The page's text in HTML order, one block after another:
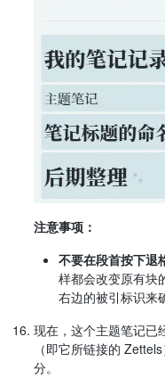
注意事项：
不要在段首按下退
样都会改变原有块
右边的被引标识来
现在，这个主题笔记已
（即它所链接的
分。